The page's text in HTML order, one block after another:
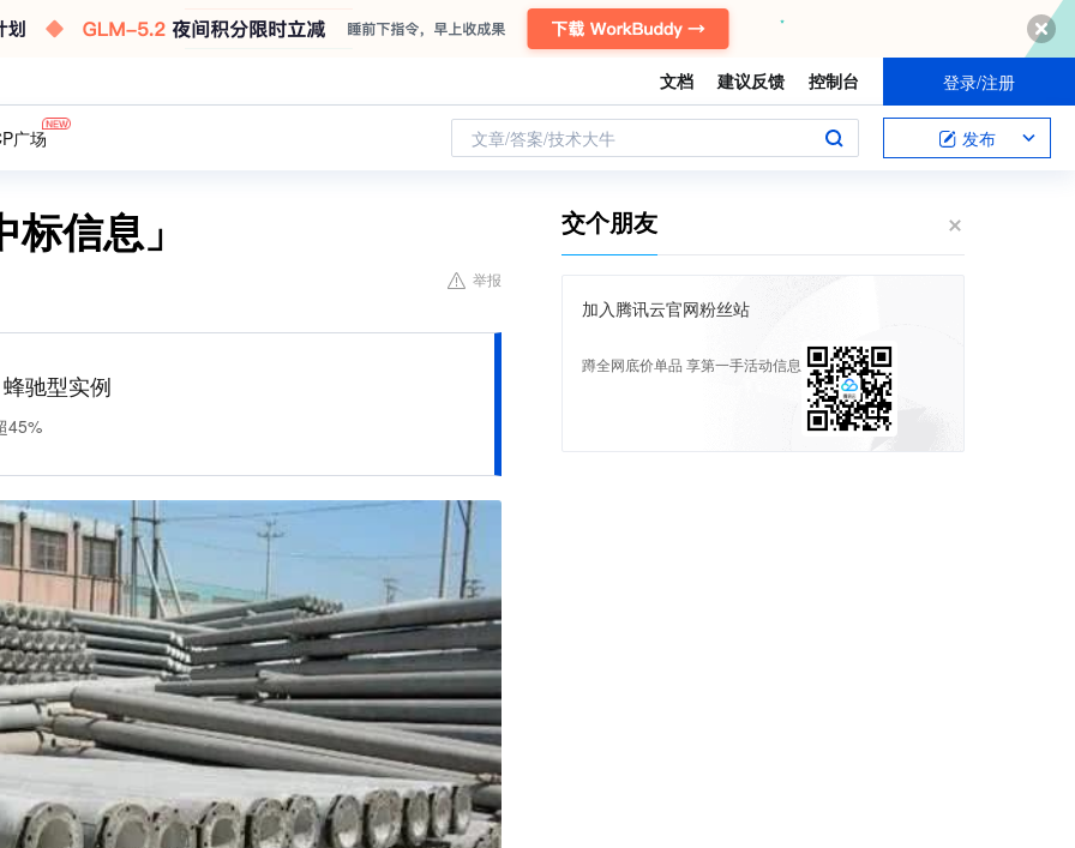
文档 建议反馈 控制台 登录/注册
广场 文章/答案/技术大牛 发布
信息」
举报
驰型实例
45%
交个朋友
加入腾讯云官网粉丝站
蹲全网底价单品 享第一手活动信息